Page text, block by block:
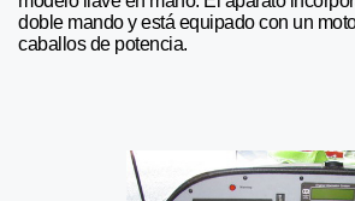
doble mando y está equipado con un
caballos de potencia.